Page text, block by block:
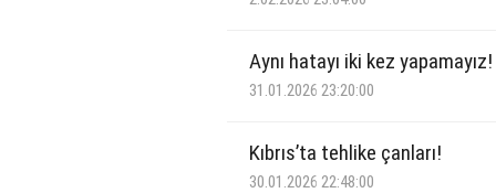
Aynı hatayı iki kez yapamayız!
31.01.2026 23:20:00
Kıbrıs’ta tehlike çanları!
30.01.2026 22:48:00